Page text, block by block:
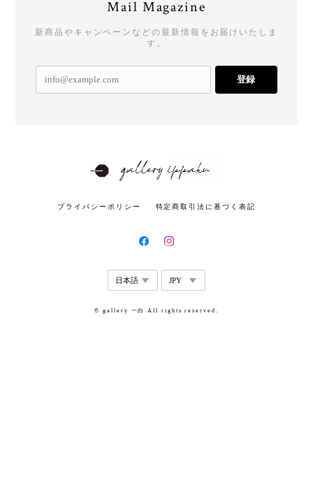
Mail Magazine
新商品やキャンペーンなどの最新情報をお届けいたしま
す。
登録
プライバシーポリシー 特定商取引法に基づく表記
© gallery 一白 All rights reserved.